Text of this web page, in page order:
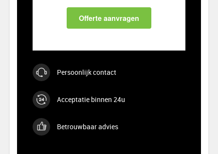
Offerte aanvragen
Persoonlijk contact
Acceptatie binnen 24u
Betrouwbaar advies